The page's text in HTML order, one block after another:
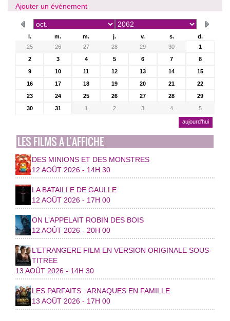
Ajouter un événement
l. m. m. j. v. s.
d.
25
26 27 28 29 30
1
2
3 4 5 6 7
8
9
10 11 12 13 14
15
16
17 18 19 20 21
22
23
24 25 26 27 28
29
30
31 1 2 3 4 5
aujourd’hui
LES FILMS A L’AFFICHE
DES MINIONS ET DES MONSTRES
12 AOÛT 2026 - 14H 30
LA BATAILLE DE GAULLE
12 AOÛT 2026 - 17H 00
ON L’APPELAIT ROBIN DES BOIS
12 AOÛT 2026 - 20H 00
L’ETRANGERE FILM EN VERSION ORIGINALE SOUS-
TITREE
13 AOÛT 2026 - 14H 30
LES PARFAITS : ARNAQUES EN FAMILLE
13 AOÛT 2026 - 17H 00